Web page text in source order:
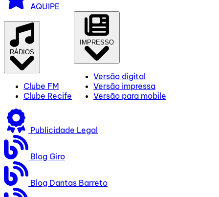
AQUIPE
RÁDIOS
Clube FM
Clube Recife
IMPRESSO
Versão digital
Versão impressa
Versão para mobile
Publicidade Legal
Blog Giro
Blog Dantas Barreto